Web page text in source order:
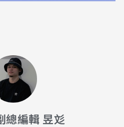
總編輯 昱彣